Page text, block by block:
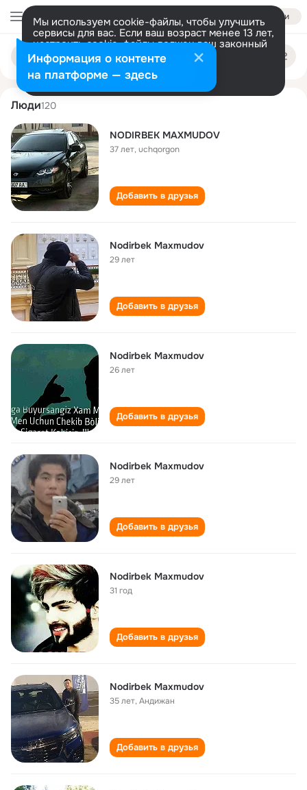
Войти
Мы используем cookie-файлы, чтобы улучшить
сервисы для вас. Если ваш возраст менее 13 лет,
настроить cookie-файлы должен ваш законный
представитель. Больше информации
Разрешить все Настроить
Поиск
людям
nodirbek maxmudov
Люди120
NODIRBEK MAXMUDOV
37 лет,uchqorgon
Добавить в друзья
Nodirbek Maxmudov
29 лет
Добавить в друзья
Nodirbek Maxmudov
26 лет
Добавить в друзья
Nodirbek Maxmudov
29 лет
Добавить в друзья
Nodirbek Maxmudov
31 год
Добавить в друзья
Nodirbek Maxmudov
35 лет,Андижан
Добавить в друзья
Информация о контенте
на платформе — здесь